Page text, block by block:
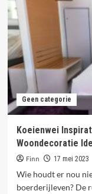
voor
Balans
Huis
&
Nieuws
Geen categorie
Koeienwei
Woondecoratie
Finn 17 mei 2023
Wie houdt er nou
boerderijleven? De